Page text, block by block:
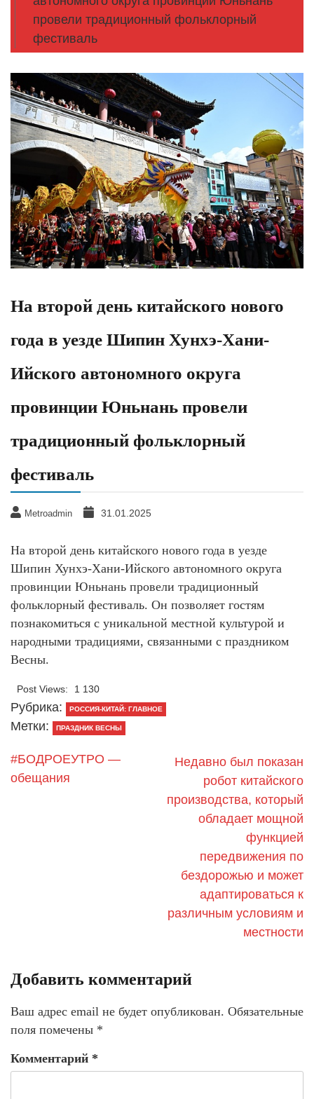
провели традиционный фольклорный
фестиваль
На второй день китайского нового
года в уезде Шипин Хунхэ-Хани-
Ийского автономного округа
провинции Юньнань провели
традиционный фольклорный
фестиваль
Metroadmin 31.01.2025
На второй день китайского нового года в уезде
Шипин Хунхэ-Хани-Ийского автономного округа
провинции Юньнань провели традиционный
фольклорный фестиваль. Он позволяет гостям
познакомиться с уникальной местной культурой и
народными традициями, связанными с праздником
Весны.
Post Views: 1 130
Рубрика: РОССИЯ-КИТАЙ: ГЛАВНОЕ
Метки: ПРАЗДНИК ВЕСНЫ
#БОДРОЕУТРО —
обещания
Недавно был показан
робот китайского
производства, который
обладает мощной
функцией
передвижения по
бездорожью и может
адаптироваться к
различным условиям и
местности
Добавить комментарий
Ваш адрес email не будет опубликован. Обязательные
поля помечены *
Комментарий *